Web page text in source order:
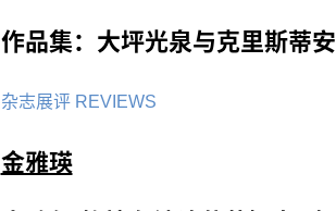
作品集：大坪光泉与克里斯蒂
杂志展评 REVIEWS
金雅瑛